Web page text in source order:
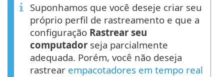
Suponhamos que você deseje criar seu
próprio perfil de rastreamento e que a
configuração Rastrear seu
computador seja parcialmente
adequada. Porém, você não deseja
rastrear empacotadores em tempo real